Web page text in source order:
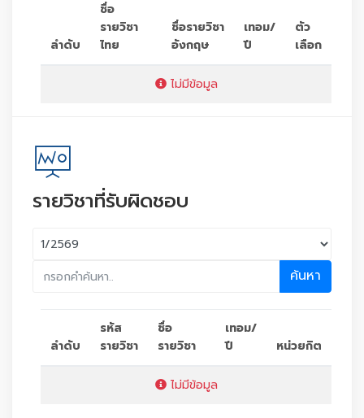
ลำดับ
ชื่อ
รายวิชา
ไทย
ชื่อรายวิชา
อังกฤษ
เทอม/
ปี
ตัว
เลือก
ไม่มีข้อมูล
รายวิชาที่รับผิดชอบ
ค้นหา
ลำดับ
รหัส
รายวิชา
ชื่อ
รายวิชา
เทอม/
ปี
หน่วยกิต
ไม่มีข้อมูล